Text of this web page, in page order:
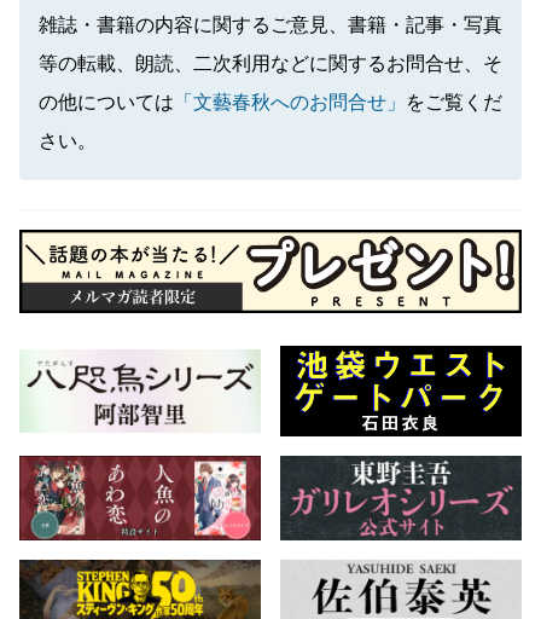
雑誌・書籍の内容に関するご意見、書籍・記事・写真
等の転載、朗読、二次利用などに関するお問合せ、そ
の他については 「文藝春秋へのお問合せ」
をご覧くだ
さい。